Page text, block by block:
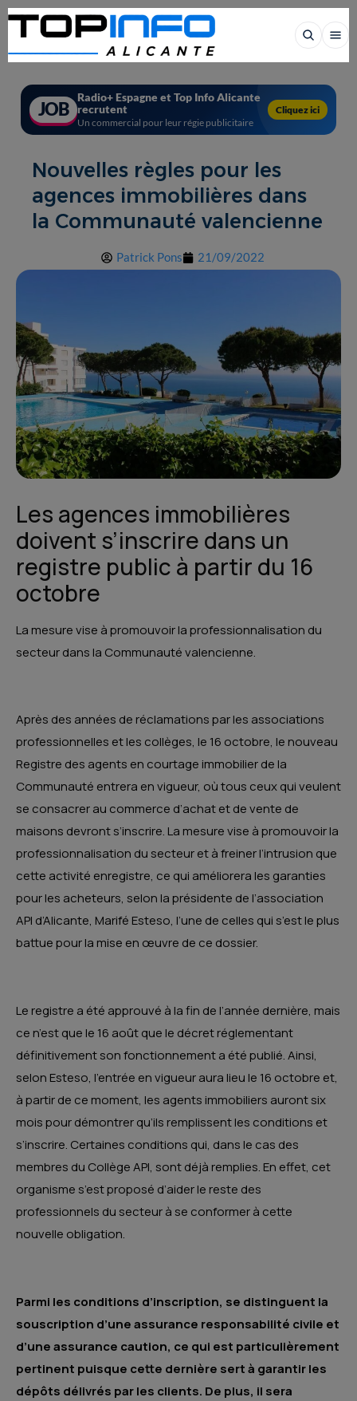
JOB
Radio+ Espagne et Top Info Alicante
recrutent
Un commercial pour leur régie publicitaire
Cliquez ici
Nouvelles règles pour les
agences immobilières dans
la Communauté valencienne
Patrick Pons 21/09/2022
Les agences immobilières
doivent s’inscrire dans un
registre public à partir du 16
octobre
La mesure vise à promouvoir la professionnalisation du
secteur dans la Communauté valencienne.
Après des années de réclamations par les associations
professionnelles et les collèges, le 16 octobre, le nouveau
Registre des agents en courtage immobilier de la
Communauté entrera en vigueur, où tous ceux qui veulent
se consacrer au commerce d’achat et de vente de
maisons devront s’inscrire. La mesure vise à promouvoir la
professionnalisation du secteur et à freiner l’intrusion que
cette activité enregistre, ce qui améliorera les garanties
pour les acheteurs, selon la présidente de l’association
API d’Alicante, Marifé Esteso, l’une de celles qui s’est le plus
battue pour la mise en œuvre de ce dossier.
Le registre a été approuvé à la fin de l’année dernière, mais
ce n’est que le 16 août que le décret réglementant
définitivement son fonctionnement a été publié. Ainsi,
selon Esteso, l’entrée en vigueur aura lieu le 16 octobre et,
à partir de ce moment, les agents immobiliers auront six
mois pour démontrer qu’ils remplissent les conditions et
s’inscrire. Certaines conditions qui, dans le cas des
membres du Collège API, sont déjà remplies. En effet, cet
organisme s’est proposé d’aider le reste des
professionnels du secteur à se conformer à cette
nouvelle obligation.
Parmi les conditions d’inscription, se distinguent la
souscription d’une assurance responsabilité civile et
d’une assurance caution, ce qui est particulièrement
pertinent puisque cette dernière sert à garantir les
dépôts délivrés par les clients. De plus, il sera